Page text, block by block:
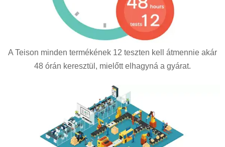
A Teison minden termékének 12 teszten kell átmennie akár
48 órán keresztül, mielőtt elhagyná a gyárat.